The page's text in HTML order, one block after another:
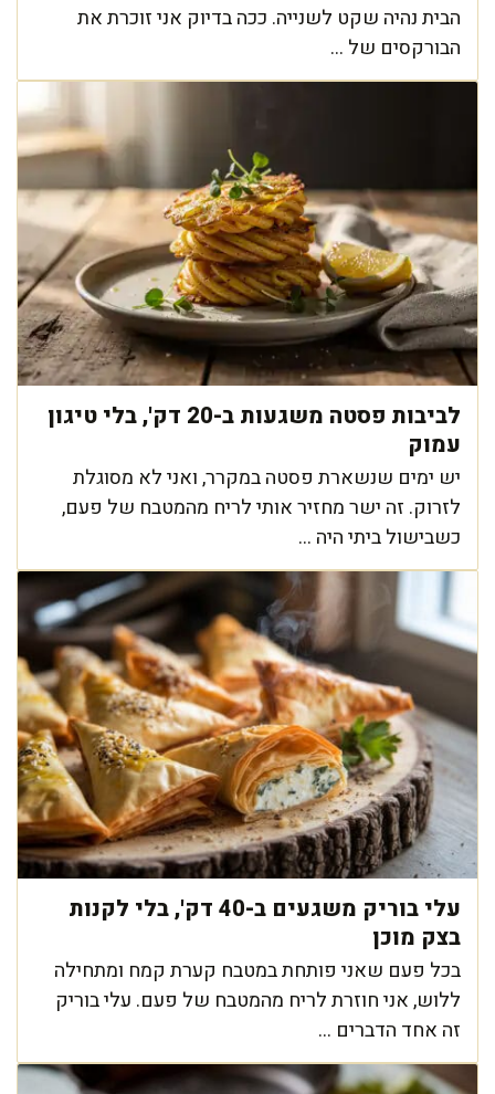
הבית נהיה שקט לשנייה. ככה בדיוק אני זוכרת את
הבורקסים של ...
לביבות פסטה משגעות ב-20 דק', בלי טיגון
עמוק
יש ימים שנשארת פסטה במקרר, ואני לא מסוגלת
לזרוק. זה ישר מחזיר אותי לריח מהמטבח של פעם,
כשבישול ביתי היה ...
עלי בוריק משגעים ב-40 דק', בלי לקנות
בצק מוכן
בכל פעם שאני פותחת במטבח קערת קמח ומתחילה
ללוש, אני חוזרת לריח מהמטבח של פעם. עלי בוריק
זה אחד הדברים ...